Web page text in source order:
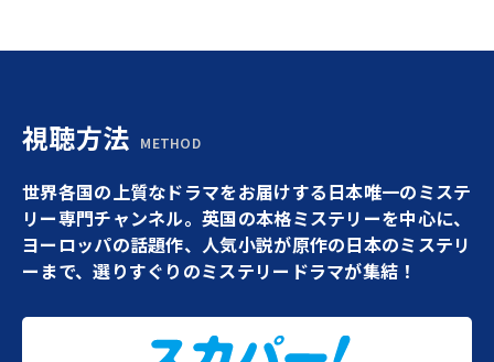
視聴方法 METHOD
世界各国の上質なドラマをお届けする日本唯一のミステ
リー専門チャンネル。英国の本格ミステリーを中心に、
ヨーロッパの話題作、人気小説が原作の日本のミステリ
ーまで、選りすぐりのミステリードラマが集結！